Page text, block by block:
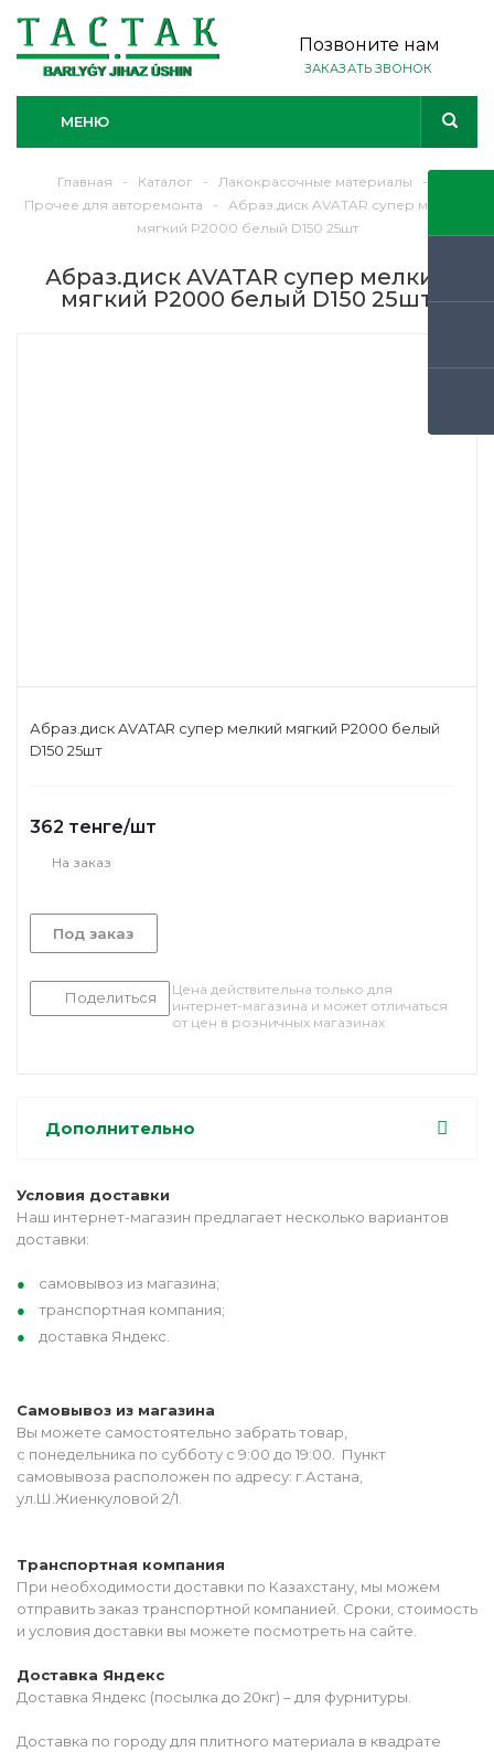
Позвоните нам
ЗАКАЗАТЬ ЗВОНОК
МЕНЮ
Главная - Каталог - Лакокрасочные материалы
-
Прочее для авторемонта
-
Абраз.диск AVATAR супер мелкий
мягкий P2000 белый D150 25шт
Абраз.диск AVATAR супер мелкий
мягкий P2000 белый D150 25шт
Абраз.диск AVATAR супер мелкий мягкий P2000 белый
D150 25шт
362 тенге/шт
На заказ
Под заказ
Поделиться
Цена действительна только для
интернет-магазина и может отличаться
от цен в розничных магазинах
Дополнительно
Условия доставки
Наш интернет-магазин предлагает несколько вариантов
доставки:
самовывоз из магазина;
транспортная компания;
доставка Яндекс.
Самовывоз из магазина
Вы можете самостоятельно забрать товар,
с понедельника по субботу с 9:00 до 19:00. Пункт
самовывоза расположен по адресу: г.Астана,
ул.Ш.Жиенкуловой 2/1.
Транспортная компания
При необходимости доставки по Казахстану, мы можем
отправить заказ транспортной компанией. Сроки, стоимость
и условия доставки вы можете посмотреть на сайте.
Доставка Яндекс
Доставка Яндекс (посылка до 20кг) – для фурнитуры.
Доставка по городу для плитного материала в квадрате